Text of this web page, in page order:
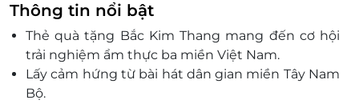
Thông tin nổi bật
Thẻ quà tặng Bắc Kim Thang mang đến cơ hội
trải nghiệm ẩm thực ba miền Việt Nam.
Lấy cảm hứng từ bài hát dân gian miền Tây Nam
Bộ.